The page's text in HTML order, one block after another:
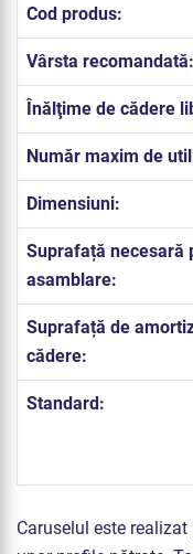
Cod produs:
Vârsta recomandată:
Înălţime de cădere
Număr maxim de
Dimensiuni:
Suprafață necesară
asamblare:
Suprafață de
cădere:
Standard:
Caruselul este